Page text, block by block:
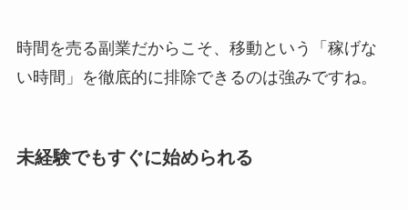
時間を売る副業だからこそ、移動という「稼げな
い時間」を徹底的に排除できるのは強みですね。
未経験でもすぐに始められる